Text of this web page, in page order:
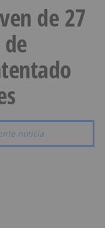
de 27
noticia